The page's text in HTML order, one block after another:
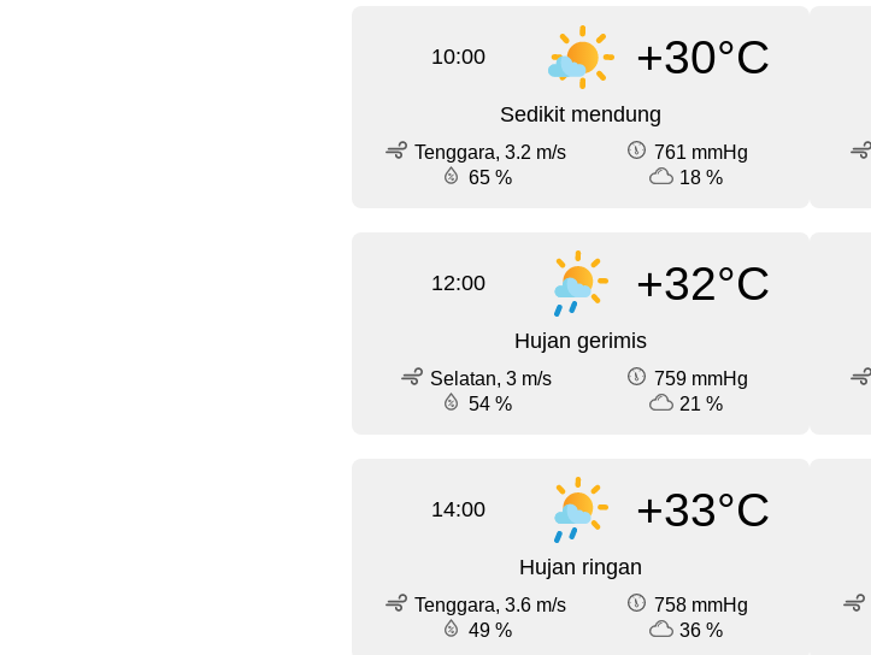
10:00 +30°C
Sedikit mendung
Tenggara, 3.2 m/s
761 mmHg
65 %
18 %
12:00 +32°C
Hujan gerimis
Selatan, 3 m/s
759 mmHg
54 %
21 %
14:00 +33°C
Hujan ringan
Tenggara, 3.6 m/s
758 mmHg
49 %
36 %